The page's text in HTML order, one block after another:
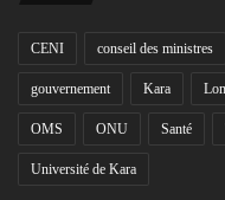
CENI conseil des ministres
gouvernement Kara
OMS ONU Santé
Université de Kara